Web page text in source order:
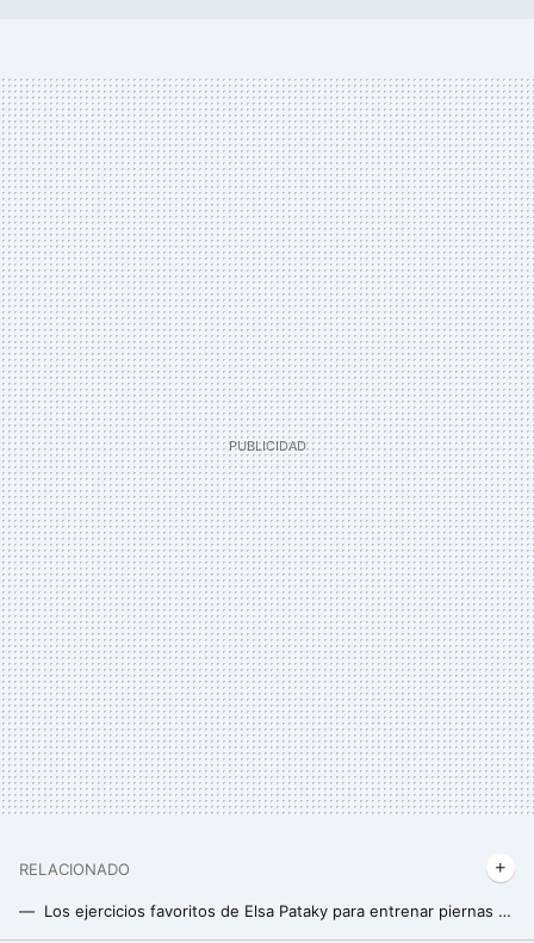
RELACIONADO
Los ejercicios favoritos de Elsa Pataky para entrenar piernas y abdominales a sus 48 años